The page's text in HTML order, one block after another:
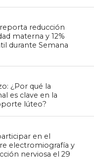
reducción
materna y 12%
durante Semana
¿Por qué la
es clave en la
lúteo?
en el
electromiografía y
nerviosa el 29